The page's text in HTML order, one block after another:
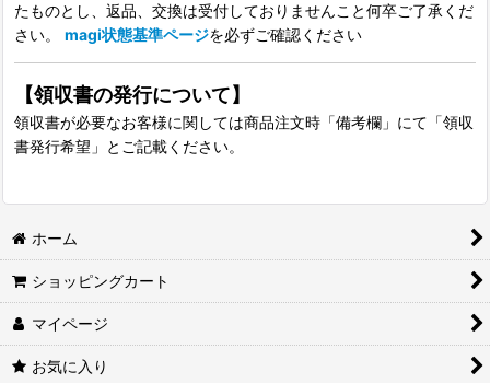
たものとし、返品、交換は受付しておりませんこと何卒ご了承くだ
さい。 magi状態基準ページを必ずご確認ください
【領収書の発行について】
領収書が必要なお客様に関しては商品注文時「備考欄」にて「領収
書発行希望」とご記載ください。
ホーム
ショッピングカート
マイページ
お気に入り